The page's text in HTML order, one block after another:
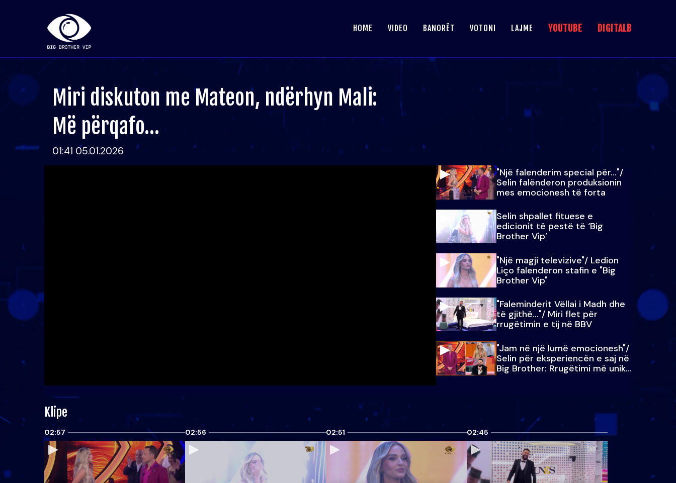
HOME VIDEO BANORËT VOTONI LAJME YOUTUBE DIGITALB
Miri diskuton me Mateon, ndërhyn Mali:
Më përqafo…
01:41 05.01.2026
"Një falenderim special për…"/
Selin falënderon produksionin
mes emocionesh të forta
Selin shpallet fituese e
edicionit të pestë të ‘Big
Brother Vip’
"Një magji televizive"/ Ledion
Liço falenderon stafin e "Big
Brother Vip"
"Faleminderit Vëllai i Madh dhe
të gjithë…"/ Miri flet për
rrugëtimin e tij në BBV
"Jam në një lumë emocionesh"/
Selin për eksperiencën e saj në
Big Brother: Rrugëtimi më unik…
Klipe
02:57 02:56 02:51 02:45